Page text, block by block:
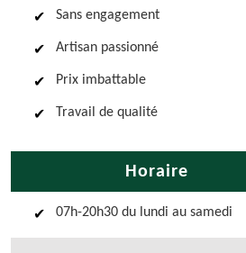
Sans engagement
Artisan passionné
Prix imbattable
Travail de qualité
Horaire
07h-20h30 du lundi au samedi